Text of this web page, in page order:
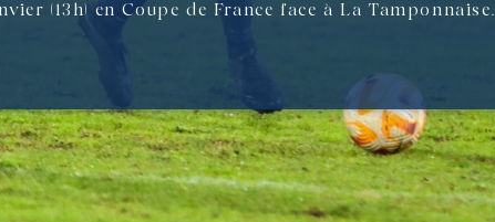
(13h) en Coupe de France face à La Tamponnaise.